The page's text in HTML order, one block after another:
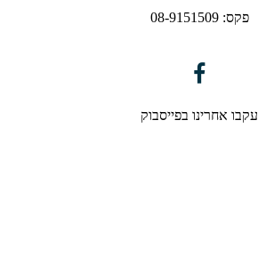
פקס: 08-9151509
עקבו אחרינו בפייסבוק